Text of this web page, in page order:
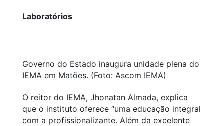
Laboratórios
Governo do Estado inaugura unidade plena do
IEMA em Matões. (Foto: Ascom IEMA)
O reitor do IEMA, Jhonatan Almada, explica
que o instituto oferece “uma educação integral
com a profissionalizante. Além da excelente